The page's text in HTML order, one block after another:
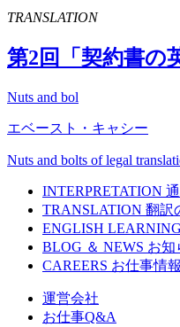
TRANSLATION
第2回「契約書の
Nuts and bol
エベースト・キャシー
Nuts and bolts of legal
INTERPRETATION
TRANSLATION 翻訳
ENGLISH LEARNING
BLOG ＆ NEWS お知
CAREERS お仕事情報
運営会社
お仕事Q&A